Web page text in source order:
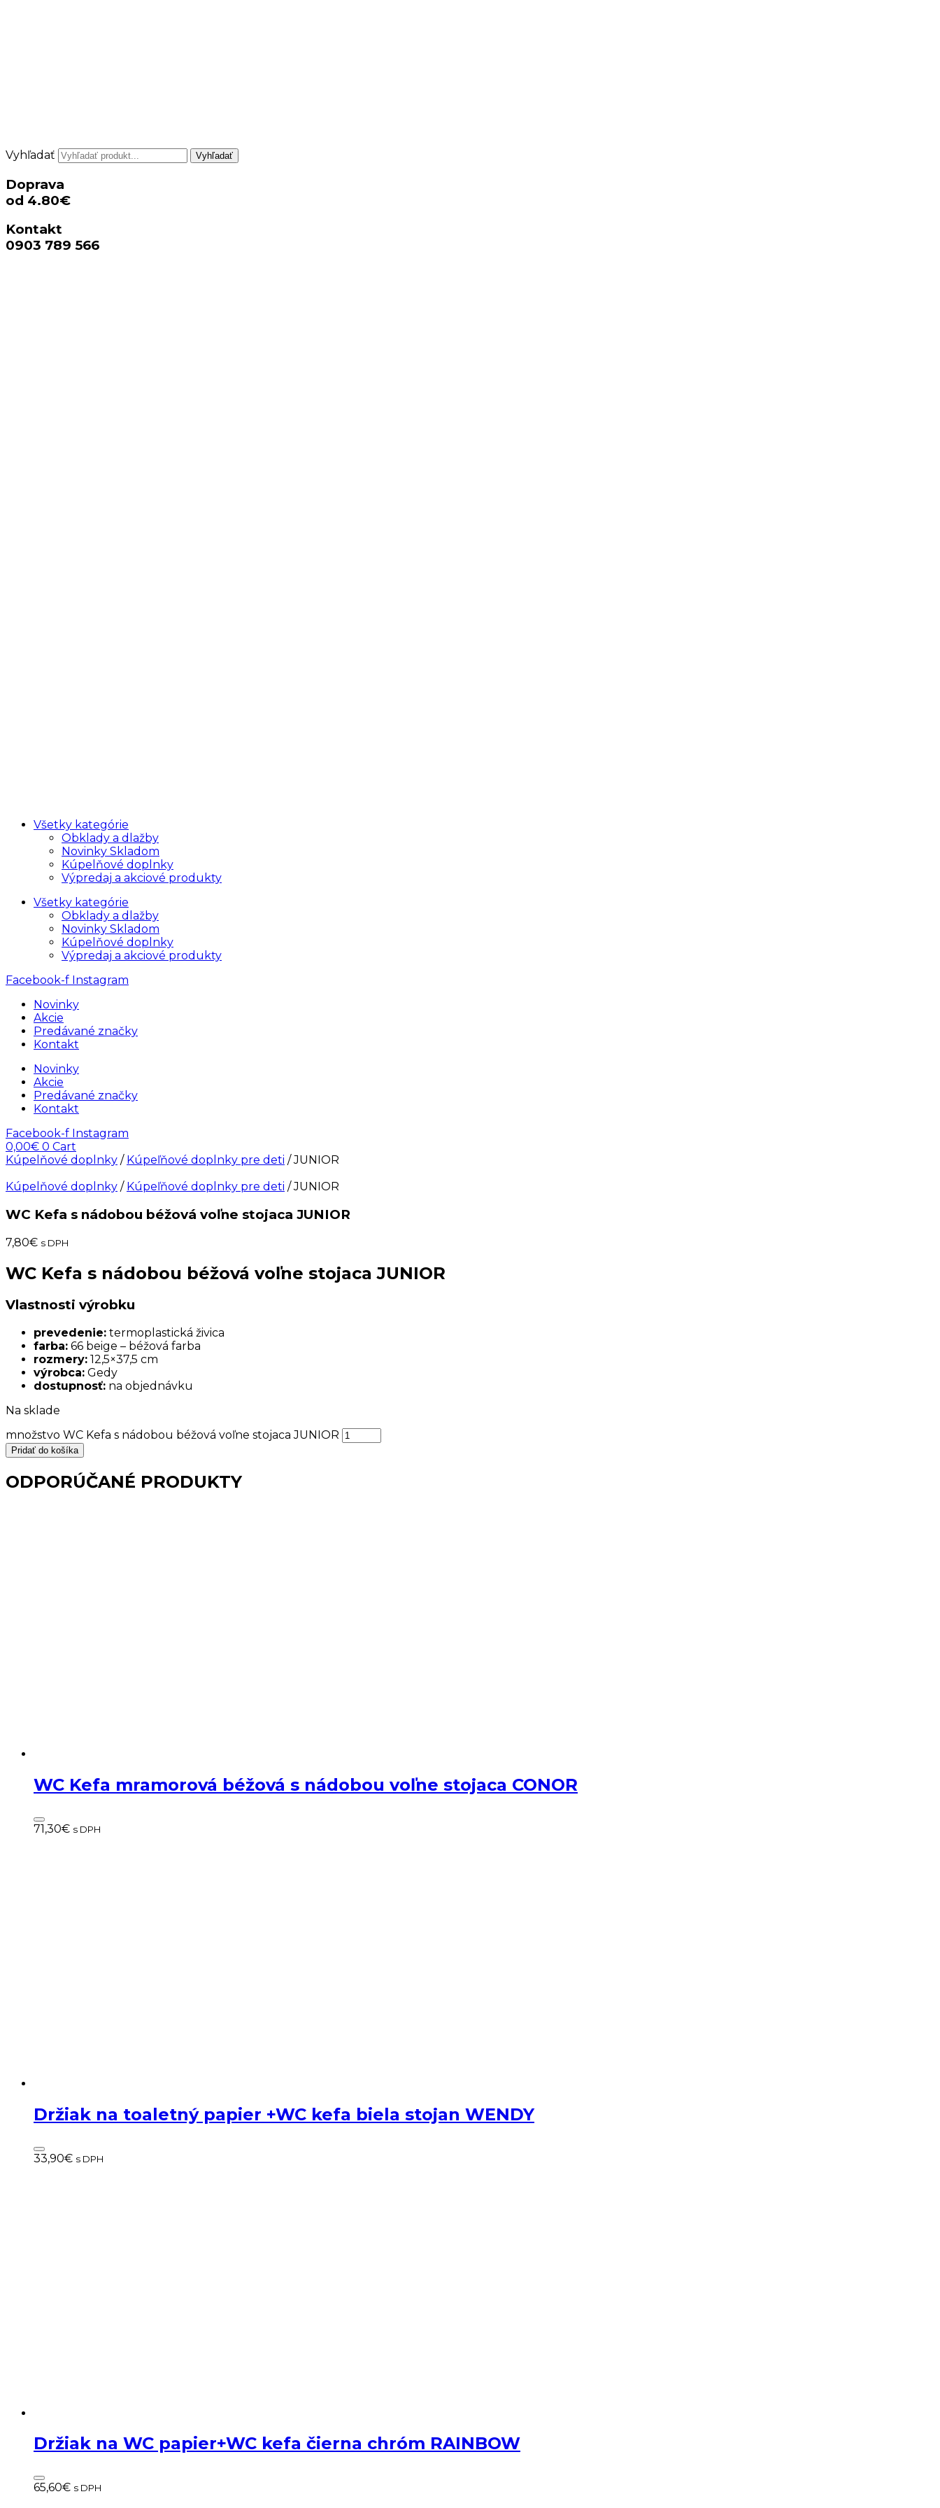
Vyhľadať Vyhľadať
Doprava
od 4.80€
Kontakt
0903 789 566
Všetky kategórie
Obklady a dlažby
Novinky Skladom
Kúpelňové doplnky
Výpredaj a akciové produkty
Všetky kategórie
Obklady a dlažby
Novinky Skladom
Kúpelňové doplnky
Výpredaj a akciové produkty
Facebook-f Instagram
Novinky
Akcie
Predávané značky
Kontakt
Novinky
Akcie
Predávané značky
Kontakt
Facebook-f Instagram
0,00€ 0 Cart
Kúpelňové doplnky / Kúpeľňové doplnky pre deti / JUNIOR
Kúpelňové doplnky / Kúpeľňové doplnky pre deti / JUNIOR
WC Kefa s nádobou béžová voľne stojaca JUNIOR
7,80€ s DPH
WC Kefa s nádobou béžová voľne stojaca JUNIOR
Vlastnosti výrobku
prevedenie: termoplastická živica
farba: 66 beige – béžová farba
rozmery: 12,5×37,5 cm
výrobca: Gedy
dostupnosť: na objednávku
Na sklade
množstvo WC Kefa s nádobou béžová voľne stojaca JUNIOR
Pridať do košíka
ODPORÚČANÉ PRODUKTY
WC Kefa mramorová béžová s nádobou voľne stojaca CONOR
71,30€ s DPH
Držiak na toaletný papier +WC kefa biela stojan WENDY
33,90€ s DPH
Držiak na WC papier+WC kefa čierna chróm RAINBOW
65,60€ s DPH